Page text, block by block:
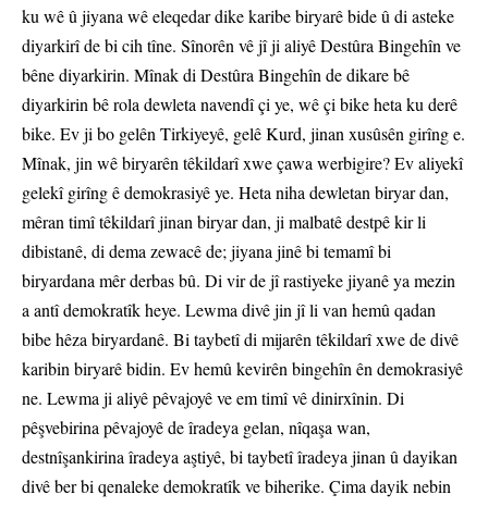
ku wê û jiyana wê eleqedar dike karibe biryarê bide û di asteke
diyarkirî de bi cih tîne. Sînorên vê jî ji aliyê Destûra Bingehîn ve
bêne diyarkirin. Mînak di Destûra Bingehîn de dikare bê
diyarkirin bê rola dewleta navendî çi ye, wê çi bike heta ku derê
bike. Ev ji bo gelên Tirkiyeyê, gelê Kurd, jinan xusûsên girîng e.
Mînak, jin wê biryarên têkildarî xwe çawa werbigire? Ev aliyekî
gelekî girîng ê demokrasiyê ye. Heta niha dewletan biryar dan,
mêran timî têkildarî jinan biryar dan, ji malbatê destpê kir li
dibistanê, di dema zewacê de; jiyana jinê bi temamî bi
biryardana mêr derbas bû. Di vir de jî rastiyeke jiyanê ya mezin
a antî demokratîk heye. Lewma divê jin jî li van hemû qadan
bibe hêza biryardanê. Bi taybetî di mijarên têkildarî xwe de divê
karibin biryarê bidin. Ev hemû kevirên bingehîn ên demokrasiyê
ne. Lewma ji aliyê pêvajoyê ve em timî vê dinirxînin. Di
pêşvebirina pêvajoyê de îradeya gelan, nîqaşa wan,
destnîşankirina îradeya aştiyê, bi taybetî îradeya jinan û dayikan
divê ber bi qenaleke demokratîk ve biherike. Çima dayik nebin